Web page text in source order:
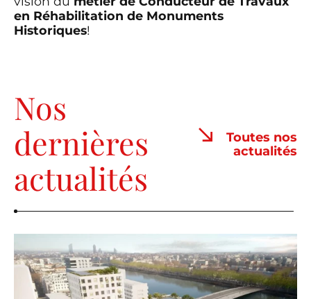
en Réhabilitation de Monuments
Historiques!
Nos
dernières
actualités
Toutes nos
actualités